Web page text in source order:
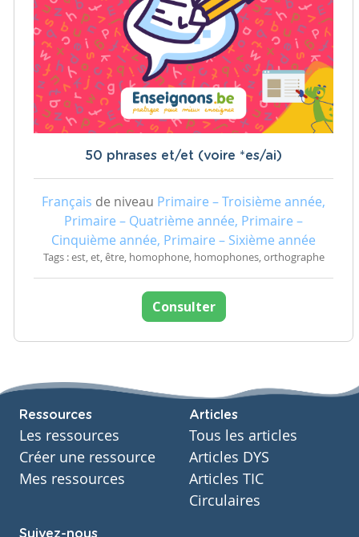
50 phrases et/et (voire *es/ai)
Français de niveau Primaire – Troisième année,
Primaire – Quatrième année, Primaire –
Cinquième année, Primaire – Sixième année
Tags : est, et, être, homophone, homophones, orthographe
Consulter
Ressources
Les ressources
Créer une ressource
Mes ressources
Articles
Tous les articles
Articles DYS
Articles TIC
Circulaires
Suivez-nous